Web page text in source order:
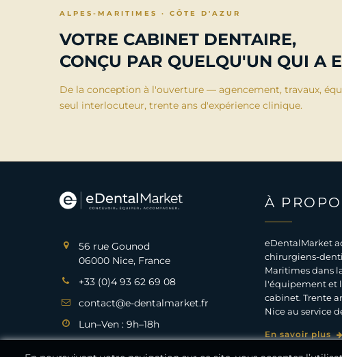
ALPES-MARITIMES · CÔTE D'AZUR
VOTRE CABINET DENTAIRE,
CONÇU PAR QUELQU'UN QUI A
De la conception à l'ouverture — agencement, travaux,
seul interlocuteur, trente ans d'expérience clinique.
56 rue Gounod
06000 Nice, France
+33 (0)4 93 62 69 08
contact@e-dentalmarket.fr
Lun–Ven : 9h–18h
À
eDentalMarket
chirurgiens-
Maritimes dans
l'équipement et
cabinet. Trente
Nice au service
En savoir plus